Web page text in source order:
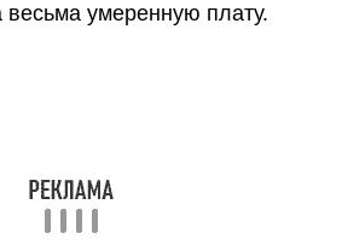
весьма умеренную плату.